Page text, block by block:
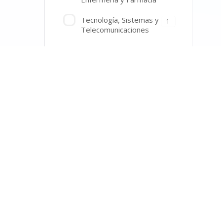
Tecnología, Sistemas y
Telecomunicaciones
1